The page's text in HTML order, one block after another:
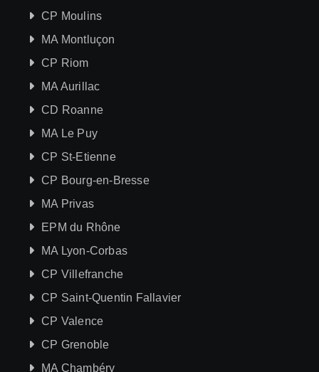
CP Moulins
MA Montluçon
CP Riom
MA Aurillac
CD Roanne
MA Le Puy
CP St-Etienne
CP Bourg-en-Bresse
MA Privas
EPM du Rhône
MA Lyon-Corbas
CP Villefranche
CP Saint-Quentin Fallavier
CP Valence
CP Grenoble
MA Chambéry